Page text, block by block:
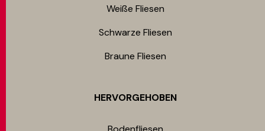
Weiße Fliesen
Schwarze Fliesen
Braune Fliesen
HERVORGEHOBEN